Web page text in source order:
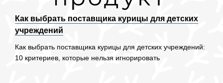
Как выбрать поставщика курицы для детских
учреждений
Как выбрать поставщика курицы для детских учреждений:
10 критериев, которые нельзя игнорировать